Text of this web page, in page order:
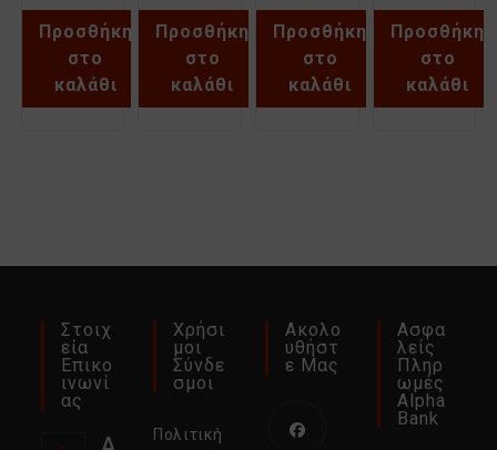
Προσθήκη
στο
καλάθι
Προσθήκη
στο
καλάθι
Προσθήκη
στο
καλάθι
Προσθήκη
στο
καλάθι
Στοιχ
Εία
Επικο
Ινωνί
Ας
Δ
Χρήσι
Μοι
Σύνδε
Σμοι
Πολιτική
Ακολο
Υθήστ
Ε Μας
Ασφα
Λείς
Πληρ
Ωμές
Alpha
Bank